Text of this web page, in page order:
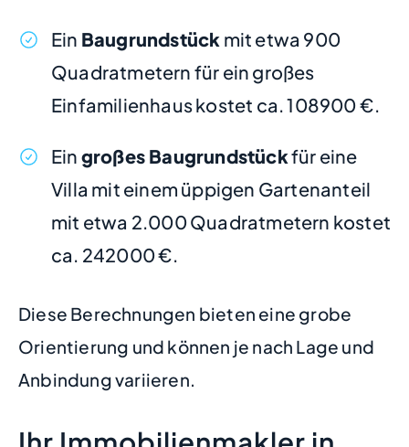
Ein Baugrundstück mit etwa 900
Quadratmetern für ein großes
Einfamilienhaus kostet ca. 108900 €.
Ein großes Baugrundstückfür eine
Villa mit einem üppigen Gartenanteil
mit etwa 2.000 Quadratmetern kostet
ca. 242000 €.
Diese Berechnungen bieten eine grobe
Orientierung und können je nach Lage und
Anbindung variieren.